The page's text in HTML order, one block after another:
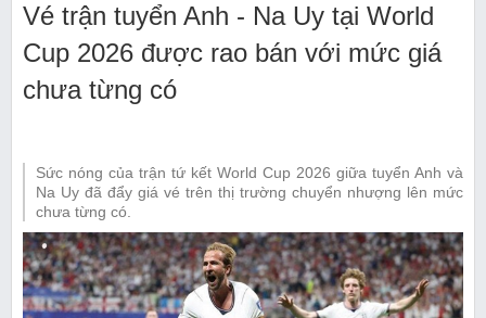
Vé trận tuyển Anh - Na Uy tại World
Cup 2026 được rao bán với mức giá
chưa từng có
Sức nóng của trận tứ kết World Cup 2026 giữa tuyển Anh và
Na Uy đã đẩy giá vé trên thị trường chuyển nhượng lên mức
chưa từng có.